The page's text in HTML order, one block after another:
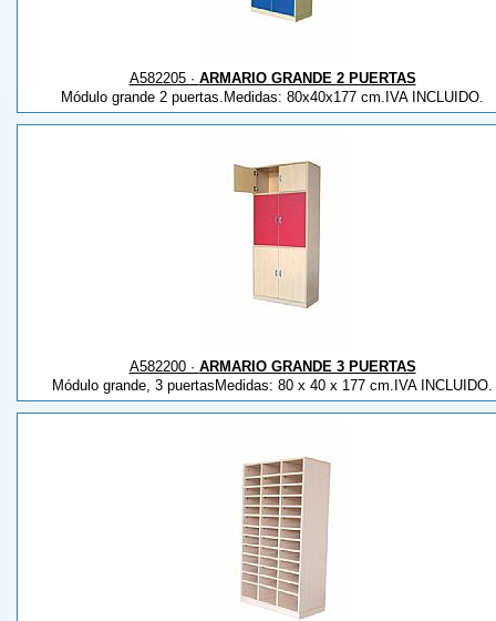
A582205 · ARMARIO GRANDE 2 PUERTAS
Módulo grande 2 puertas.Medidas: 80x40x177 cm.IVA INCLUIDO.
A582200 · ARMARIO GRANDE 3 PUERTAS
Módulo grande, 3 puertasMedidas: 80 x 40 x 177 cm.IVA INCLUIDO.